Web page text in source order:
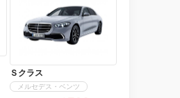
Ｓクラス
メルセデス・ベンツ